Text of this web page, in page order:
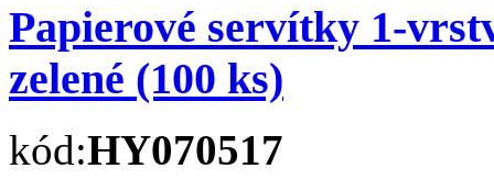
Papierové servítky 1-
zelené (100 ks)
kód:HY070517